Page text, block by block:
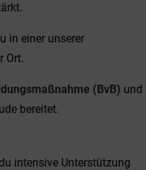
in einer unserer
Ort.
(BvB) und
bereitet.
intensive Unterstützung